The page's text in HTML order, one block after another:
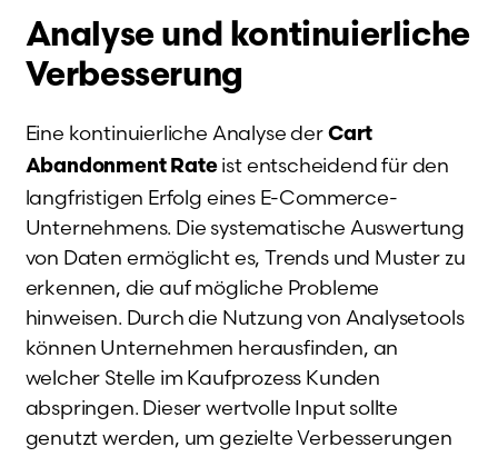
Analyse und kontinuierliche
Verbesserung
Eine kontinuierliche Analyse der Cart
Abandonment Rateist entscheidend für den
langfristigen Erfolg eines E-Commerce-
Unternehmens. Die systematische Auswertung
von Daten ermöglicht es, Trends und Muster zu
erkennen, die auf mögliche Probleme
hinweisen. Durch die Nutzung von Analysetools
können Unternehmen herausfinden, an
welcher Stelle im Kaufprozess Kunden
abspringen. Dieser wertvolle Input sollte
genutzt werden, um gezielte Verbesserungen